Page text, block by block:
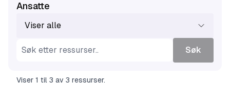
Ansatte
Viser alle
Søk
Viser 1 til 3 av 3 ressurser.